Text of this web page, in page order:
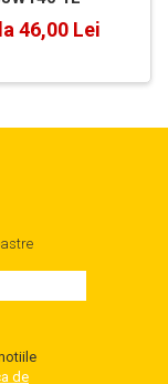
46,00 Lei
de